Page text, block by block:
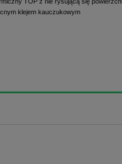
klejem kauczukowym